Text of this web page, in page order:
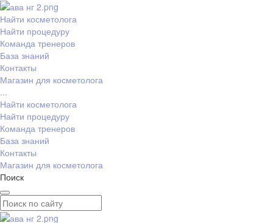
Найти косметолога
Найти процедуру
Команда тренеров
База знаний
Контакты
Магазин для косметолога
...
Найти косметолога
Найти процедуру
Команда тренеров
База знаний
Контакты
Магазин для косметолога
Поиск